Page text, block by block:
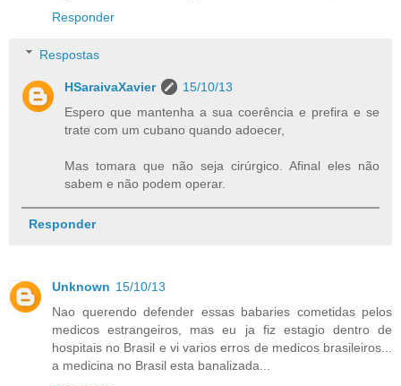
Responder
Respostas
HSaraivaXavier
15/10/13
Espero que mantenha a sua coerência e prefira e se
trate com um cubano quando adoecer,
Mas tomara que não seja cirúrgico. Afinal eles não
sabem e não podem operar.
Responder
Unknown 15/10/13
Nao querendo defender essas babaries cometidas pelos
medicos estrangeiros, mas eu ja fiz estagio dentro de
hospitais no Brasil e vi varios erros de medicos brasileiros...
a medicina no Brasil esta banalizada...